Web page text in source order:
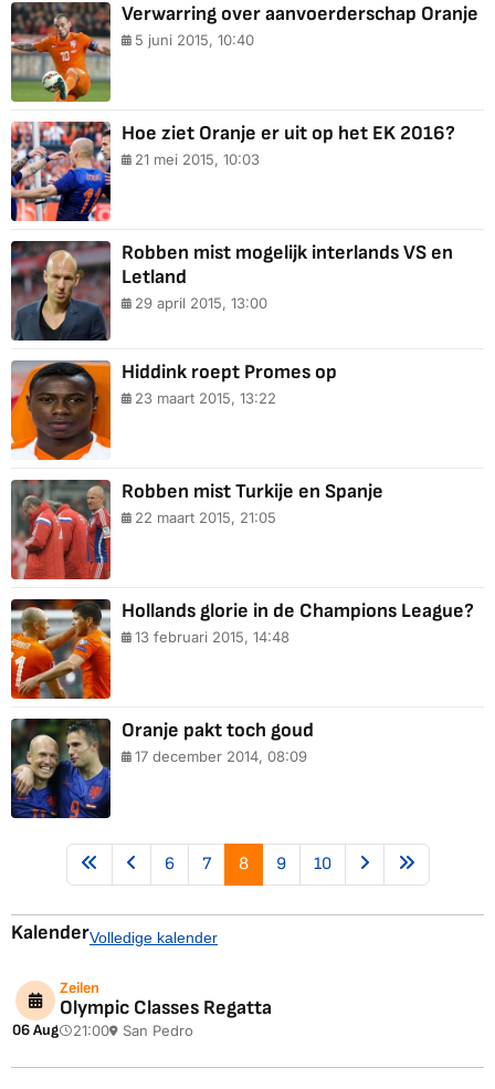
Verwarring over aanvoerderschap Oranje
5 juni 2015, 10:40
Hoe ziet Oranje er uit op het EK 2016?
21 mei 2015, 10:03
Robben mist mogelijk interlands VS en
29 april 2015, 13:00
Hiddink roept Promes op
23 maart 2015, 13:22
Robben mist Turkije en Spanje
22 maart 2015, 21:05
Hollands glorie in de Champions League?
13 februari 2015, 14:48
Oranje pakt toch goud
17 december 2014, 08:09
6 7 8 9 10
KalenderVolledige kalender
06 Aug
Zeilen
Olympic Classes Regatta
21:00 San Pedro